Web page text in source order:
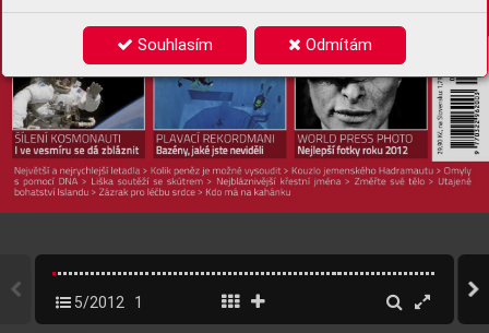
Souhlasím Odmítám
5/2012 1